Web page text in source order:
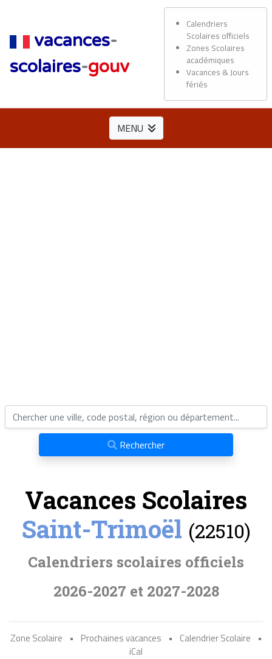
vacances-
scolaires-gouv
Calendriers
Scolaires officiels
Zones Scolaires
académiques
Vacances & Jours
fériés
MENU
Rechercher
Vacances Scolaires
Saint-Trimoël (22510)
Calendriers scolaires officiels
2026-2027 et 2027-2028
Zone Scolaire • Prochaines vacances • Calendrier Scolaire
•
iCal